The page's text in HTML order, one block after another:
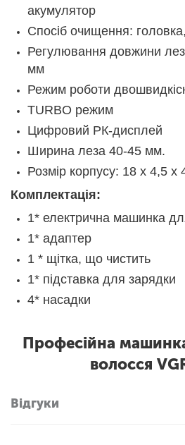
акумулятор
Спосіб очищення:
Регулювання довжини
мм
Режим роботи
TURBO режим
Цифровий РК-дисплей
Ширина леза 40-45 мм.
Розмір корпусу: 18 х 4,5 х
Комплектація:
1* електрична машинка
1* адаптер
1 * щітка, що чистить
1* підставка для зарядки
4* насадки
Професійна
волосся
Відгуки